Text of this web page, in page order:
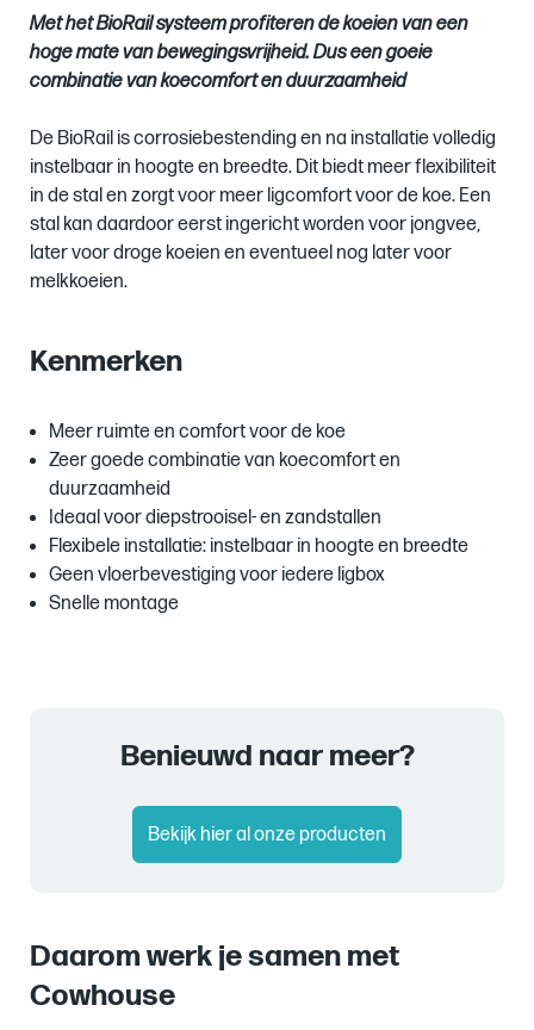
Met het BioRail systeem profiteren de koeien van een
hoge mate van bewegingsvrijheid. Dus een goeie
combinatie van koecomfort en duurzaamheid
De BioRail is corrosiebestending en na installatie volledig
instelbaar in hoogte en breedte. Dit biedt meer flexibiliteit
in de stal en zorgt voor meer ligcomfort voor de koe. Een
stal kan daardoor eerst ingericht worden voor jongvee,
later voor droge koeien en eventueel nog later voor
melkkoeien.
Kenmerken
Meer ruimte en comfort voor de koe
Zeer goede combinatie van koecomfort en
duurzaamheid
Ideaal voor diepstrooisel- en zandstallen
Flexibele installatie: instelbaar in hoogte en breedte
Geen vloerbevestiging voor iedere ligbox
Snelle montage
Benieuwd naar meer?
Bekijk hier al onze producten
Daarom werk je samen met
Cowhouse